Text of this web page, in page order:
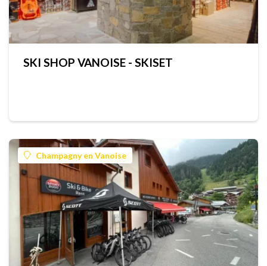
SKI SHOP VANOISE - SKISET
Champagny en Vanoise